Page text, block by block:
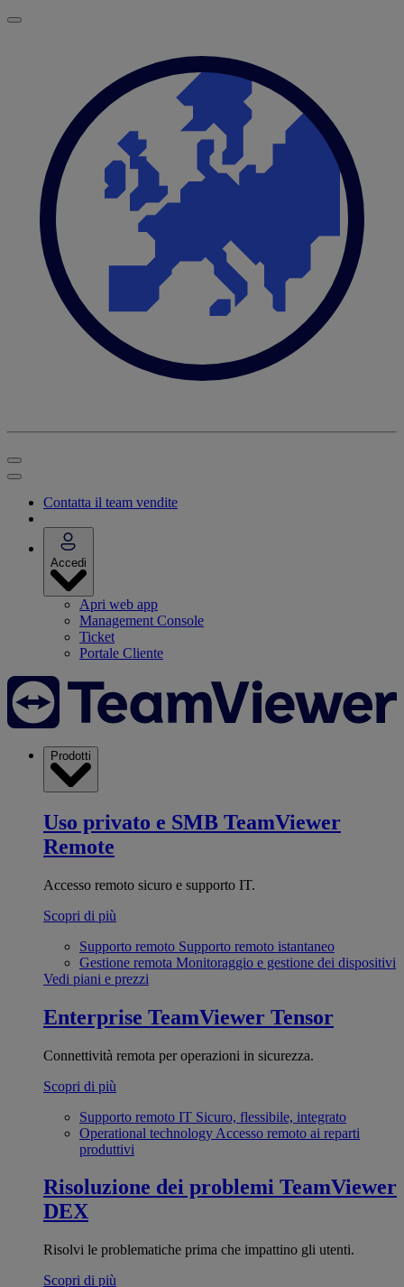
Contatta il team vendite
Accedi
Apri web app
Management Console
Ticket
Portale Cliente
Prodotti
Uso privato e SMB TeamViewer
Remote
Accesso remoto sicuro e supporto IT.
Scopri di più
Supporto remoto Supporto remoto istantaneo
Gestione remota Monitoraggio e gestione dei dispositivi
Vedi piani e prezzi
Enterprise TeamViewer Tensor
Connettività remota per operazioni in sicurezza.
Scopri di più
Supporto remoto IT Sicuro, flessibile, integrato
Operational technology Accesso remoto ai reparti
produttivi
Risoluzione dei problemi TeamViewer
DEX
Risolvi le problematiche prima che impattino gli utenti.
Scopri di più